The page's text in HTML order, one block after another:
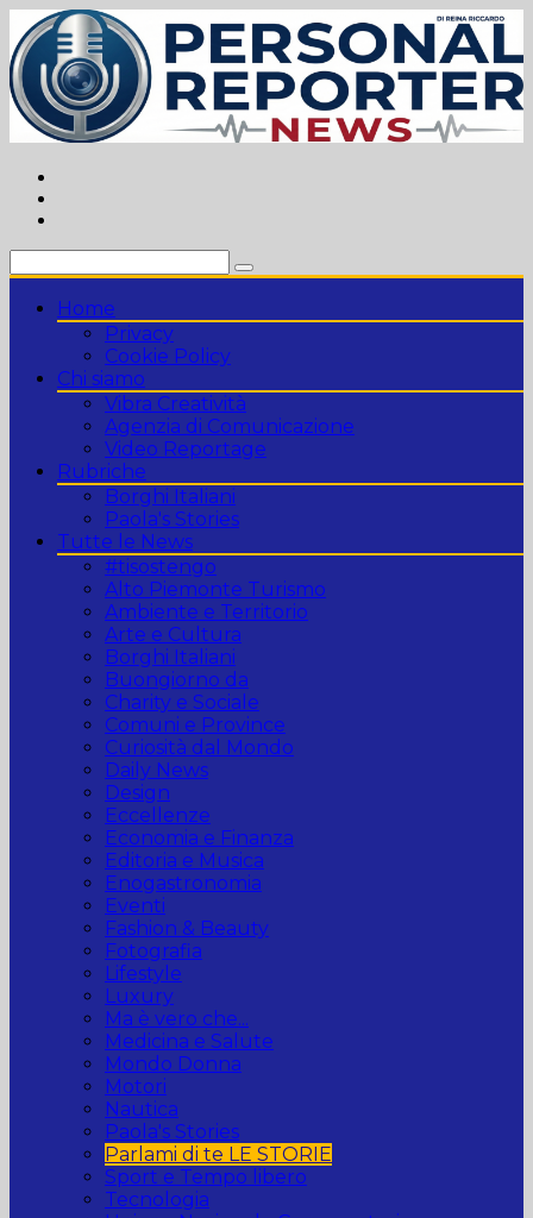
al
contenuto
Home
Privacy
Cookie Policy
Chi siamo
Vibra Creatività
Agenzia di Comunicazione
Video Reportage
Rubriche
Borghi Italiani
Paola's Stories
Tutte le News
#tisostengo
Alto Piemonte Turismo
Ambiente e Territorio
Arte e Cultura
Borghi Italiani
Buongiorno da
Charity e Sociale
Comuni e Province
Curiosità dal Mondo
Daily News
Design
Eccellenze
Economia e Finanza
Editoria e Musica
Enogastronomia
Eventi
Fashion & Beauty
Fotografia
Lifestyle
Luxury
Ma è vero che...
Medicina e Salute
Mondo Donna
Motori
Nautica
Paola's Stories
Parlami di te LE STORIE
Sport e Tempo libero
Tecnologia